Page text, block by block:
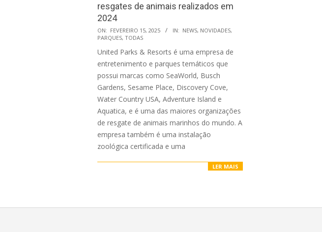
resgates de animais realizados em
2024
2025-
02-
15
ON: FEVEREIRO 15, 2025 IN: NEWS, NOVIDADES,
PARQUES, TODAS
United Parks & Resorts é uma empresa de
entretenimento e parques temáticos que
possui marcas como SeaWorld, Busch
Gardens, Sesame Place, Discovery Cove,
Water Country USA, Adventure Island e
Aquatica, e é uma das maiores organizações
de resgate de animais marinhos do mundo. A
empresa também é uma instalação
zoológica certificada e uma
LER MAIS